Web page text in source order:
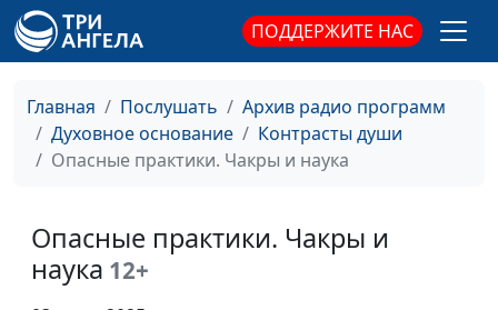
ПОДДЕРЖИТЕ НАС
Главная Послушать
Архив радио программ
Духовное основание
Контрасты души
Опасные практики. Чакры и наука
Опасные практики. Чакры и
наука 12+
и социальных наук
Опасные практики.
Может ли тело
говорить?
Наталья
магистр социологии
и социальных наук
#398
богатства
магистр социологии